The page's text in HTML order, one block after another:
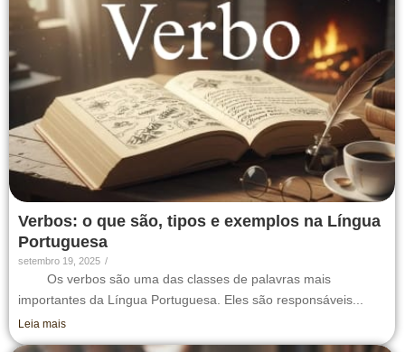
Verbos: o que são, tipos e exemplos na Língua
Portuguesa
setembro 19, 2025 /
Os verbos são uma das classes de palavras mais
importantes da Língua Portuguesa. Eles são responsáveis...
Leia mais